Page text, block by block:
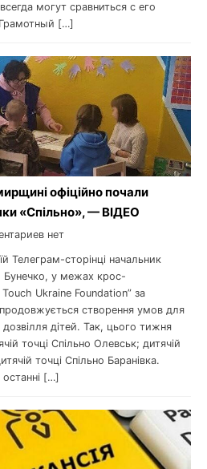
могут сравниться с его
[…]
офіційно почали
«Спільно», — ВІДЕО
нет
Телеграм-сторінці начальник
Бунечко, у межах крос-
Ukraine Foundation” за
створення умов для
дітей. Так, цього тижня
точці Спільно Олевськ; дитячій
точці Спільно Баранівка.
останні […]